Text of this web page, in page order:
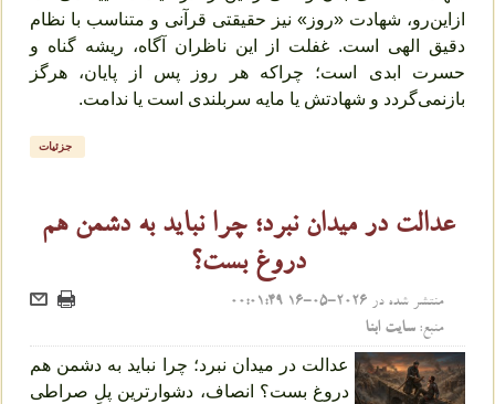
ازاین‌رو، شهادت «روز» نیز حقیقتی قرآنی و متناسب با نظام
دقیق الهی است. غفلت از این ناظران آگاه، ریشه گناه و
حسرت ابدی است؛ چراکه هر روز پس از پایان، هرگز
بازنمی‌گردد و شهادتش یا مایه سربلندی است یا ندامت.
جزئیات
عدالت در میدان نبرد؛ چرا نباید به دشمن هم
دروغ بست؟
منتشر شده در 2026-05-16 00:01:49
منبع:سایت ابنا
عدالت در میدان نبرد؛ چرا نباید به دشمن هم
دروغ بست؟ انصاف، دشوارترین پلِ صراطی